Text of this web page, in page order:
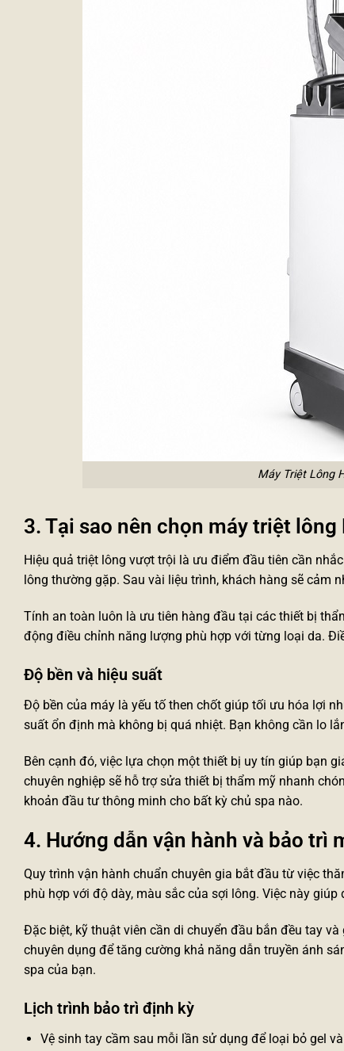
Máy Triệt Lông
3. Tại sao nên chọn máy triệt
Hiệu quả triệt lông vượt trội là ưu điểm đầu tiên cần
lông thường gặp. Sau vài liệu trình, khách hàng sẽ cảm
Tính an toàn luôn là ưu tiên hàng đầu tại các thiết bị
động điều chỉnh năng lượng phù hợp với từng loại da.
Độ bền và hiệu suất
Độ bền của máy là yếu tố then chốt giúp tối ưu hóa lợi
suất ổn định mà không bị quá nhiệt. Bạn không cần lo
Bên cạnh đó, việc lựa chọn một thiết bị uy tín giúp bạn
chuyên nghiệp sẽ hỗ trợsửa thiết bị thẩm mỹ nhanh
khoản đầu tư thông minh cho bất kỳ chủ spa nào.
4. Hướng dẫn vận hành và bảo trì
Quy trình vận hành chuẩn chuyên gia bắt đầu từ việc
phù hợp với độ dày, màu sắc của sợi lông. Việc này
Đặc biệt, kỹ thuật viên cần di chuyển đầu bắn đều tay
chuyên dụng để tăng cường khả năng dẫn truyền ánh
spa của bạn.
Lịch trình bảo trì định kỳ
Vệ sinh tay cầm sau mỗi lần sử dụng để loại bỏ gel